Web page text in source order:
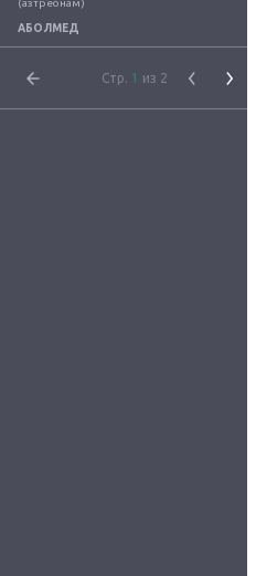
(азтреонам)
АБОЛМЕД
Стр. 1 из 2